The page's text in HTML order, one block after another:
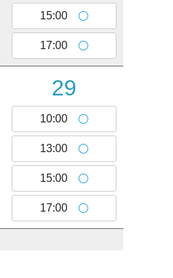
15:00
17:00
29
10:00
13:00
15:00
17:00